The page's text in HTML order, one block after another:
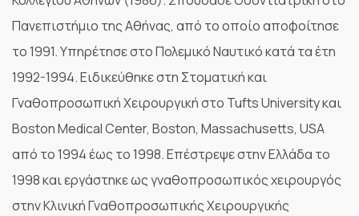
Πανεπιστήμιο της Αθήνας, από το οποίο αποφοίτησε
το 1991. Υπηρέτησε στο Πολεμικό Ναυτικό κατά τα έτη
1992-1994. Ειδικεύθηκε στη Στοματική και
Γναθοπροσωπική Χειρουργική στο Tufts University και
Boston Medical Center, Boston, Massachusetts, USA
από το 1994 έως το 1998. Επέστρεψε στην Ελλάδα το
1998 και εργάστηκε ως γναθοπροσωπικός χειρουργός
στην Κλινική Γναθοπροσωπικής Χειρουργικής